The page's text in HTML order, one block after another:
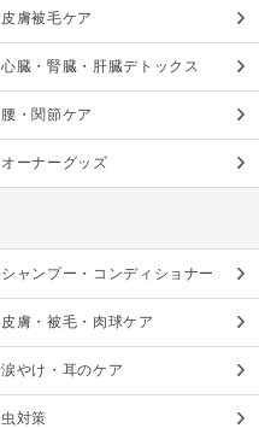
皮膚被毛ケア
心臓・腎臓・肝臓デトックス
腰・関節ケア
オーナーグッズ
シャンプー・コンディショナー
皮膚・被毛・肉球ケア
涙やけ・耳のケア
虫対策